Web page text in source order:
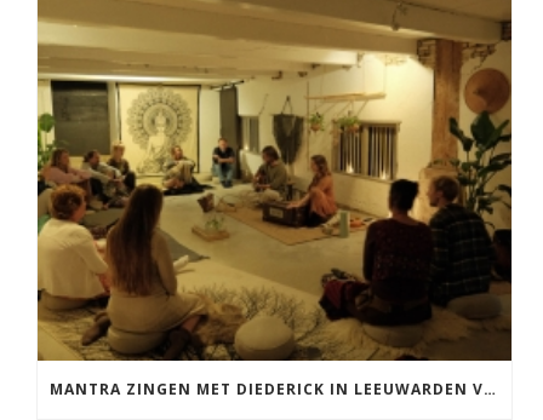
MANTRA ZINGEN MET DIEDERICK IN LEEUWARDEN VRIJDAG 12 JUNI KIRTAN